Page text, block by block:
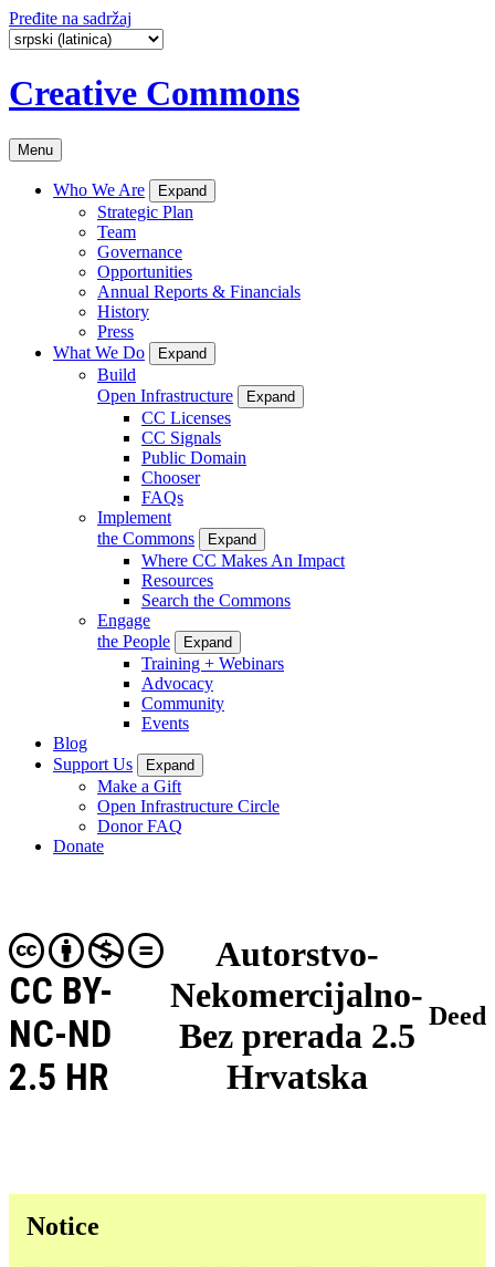
Pređite na sadržaj
Creative Commons
Menu
Who We Are Expand
Strategic Plan
Team
Governance
Opportunities
Annual Reports & Financials
History
Press
What We Do
Expand
Build
Open Infrastructure
Expand
CC Licenses
CC Signals
Public Domain
Chooser
FAQs
Implement
the Commons
Expand
Where CC Makes An Impact
Resources
Search the Commons
Engage
the People
Expand
Training + Webinars
Advocacy
Community
Events
Blog
Support Us
Expand
Make a Gift
Open Infrastructure Circle
Donor FAQ
Donate
Autorstvo-
Nekomercijalno-
Bez prerada 2.5
Hrvatska
CC BY-
NC-ND
2.5 HR
Deed
Notice